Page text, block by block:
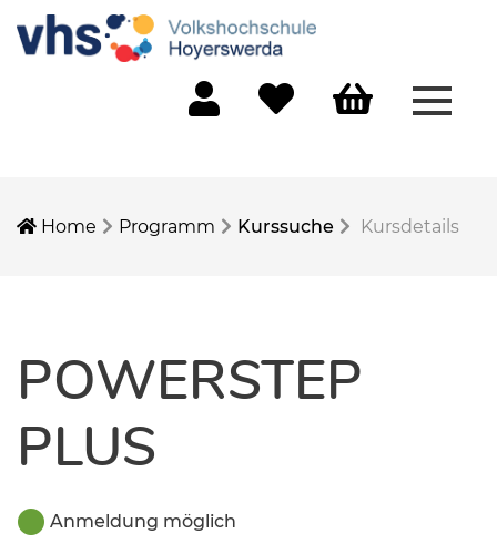
Home Programm Kurssuche Kursdetails
POWERSTEP
PLUS
Anmeldung möglich